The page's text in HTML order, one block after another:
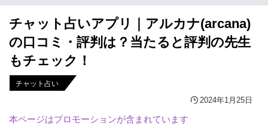
チャット占いアプリ｜アルカナ(arcana)
の口コミ・評判は？当たると評判の先生
もチェック！
チャット占い
2024年1月25日
本ページはプロモーションが含まれています